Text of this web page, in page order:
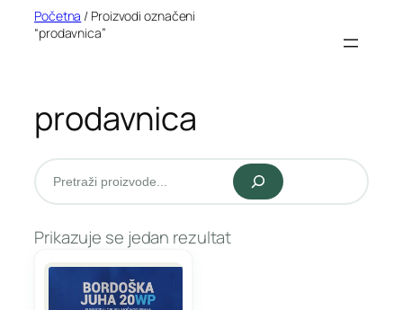
Početna / Proizvodi označeni
“prodavnica”
prodavnica
Pretraži
Prikazuje se jedan rezultat